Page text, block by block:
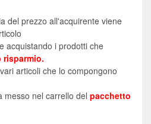
del prezzo all'acquirente viene
acquistando i prodotti che
risparmio.
articoli che lo compongono
messo nel carrello del pacchetto